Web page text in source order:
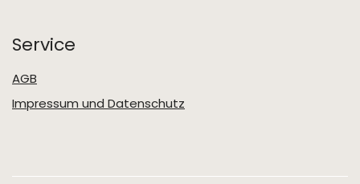
Service
AGB
Impressum und Datenschutz